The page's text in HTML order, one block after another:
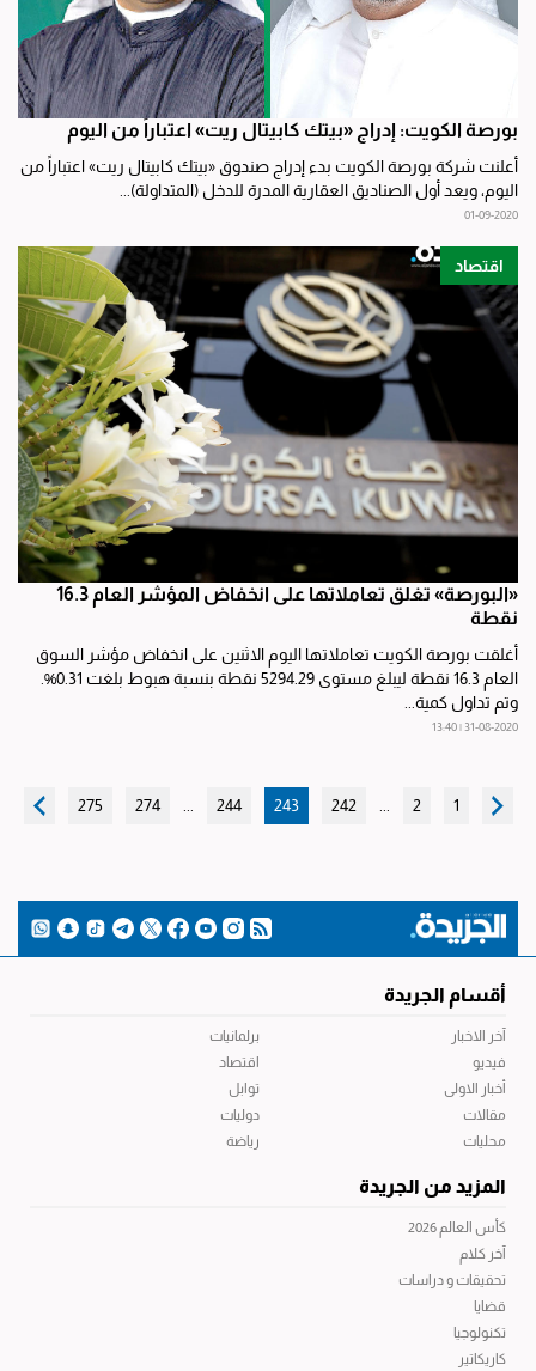
بورصة الكويت: إدراج «بيتك كابيتال ريت» اعتباراً من اليوم
أعلنت شركة بورصة الكويت بدء إدراج صندوق «بيتك كابيتال ريت» اعتباراً من
اليوم، ويعد أول الصناديق العقارية المدرة للدخل (المتداولة)...
01-09-2020
اقتصاد
«البورصة» تغلق تعاملاتها على انخفاض المؤشر العام 16.3
نقطة
أغلقت بورصة الكويت تعاملاتها اليوم الاثنين على انخفاض مؤشر السوق
العام 16.3 نقطة ليبلغ مستوى 5294.29 نقطة بنسبة هبوط بلغت 0.31%.
وتم تداول كمية...
31-08-2020 | 13:40
1
2
242
243
244
274
275
أقسام الجريدة
آخر الاخبار
فيديو
أخبار الاولى
مقالات
محليات
برلمانيات
اقتصاد
توابل
دوليات
رياضة
المزيد من الجريدة
كأس العالم 2026
آخر كلام
تحقيقات و دراسات
قضايا
تكنولوجيا
كاريكاتير